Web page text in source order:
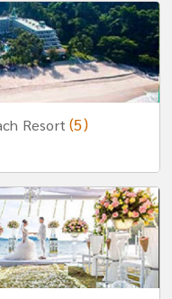
Resort(5)